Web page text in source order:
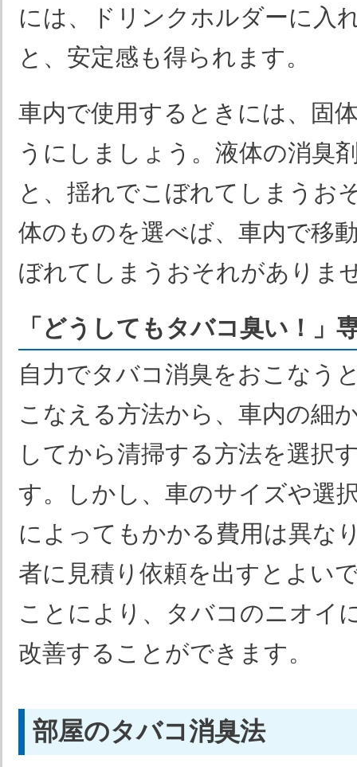
には、ドリンクホルダーに入
と、安定感も得られます。
車内で使用するときには、固
うにしましょう。液体の消臭
と、揺れでこぼれてしまうお
体のものを選べば、車内で移
ぼれてしまうおそれがありま
「どうしてもタバコ臭い！」
自力でタバコ消臭をおこなう
こなえる方法から、車内の細
してから清掃する方法を選択
す。しかし、車のサイズや選
によってもかかる費用は異な
者に見積り依頼を出すとよい
ことにより、タバコのニオイ
改善することができます。
部屋のタバコ消臭法